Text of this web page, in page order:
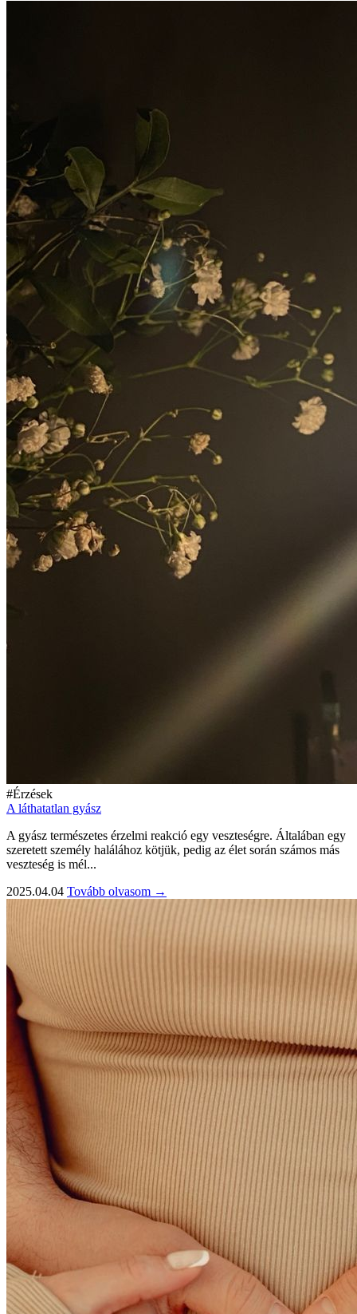
#Érzések
A láthatatlan gyász
A gyász természetes érzelmi reakció egy veszteségre. Általában egy
szeretett személy halálához kötjük, pedig az élet során számos más
veszteség is mél...
2025.04.04 Tovább olvasom →